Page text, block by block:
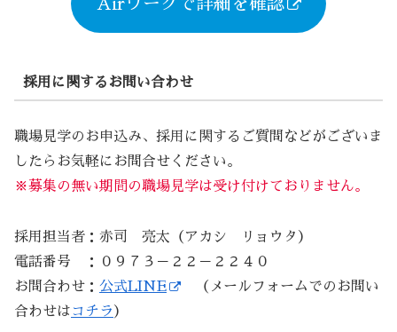
採用に関するお問い合わせ
職場見学のお申込み、採用に関するご質問などがございま
したらお気軽にお問合せください。
※募集の無い期間の職場見学は受け付けておりません。
採用担当者：赤司 亮太（アカシ リョウタ）
電話番号 ：０９７３－２２－２２４０
お問合わせ： 公式LINE
（メールフォームでのお問い
合わせはコチラ ）